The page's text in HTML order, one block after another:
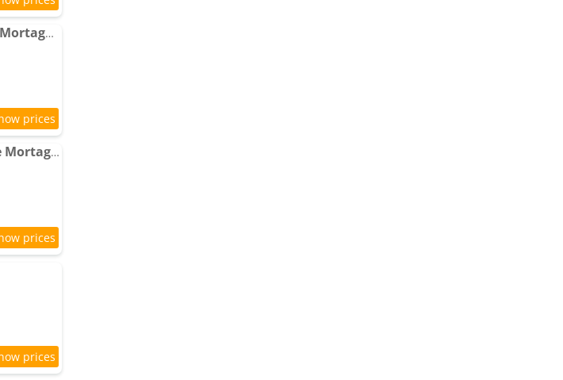
Studio centre village Soligny la Trappe proche Mortagne au perche
Maison centre village Soligny la Trappe proche Mortagne au perche